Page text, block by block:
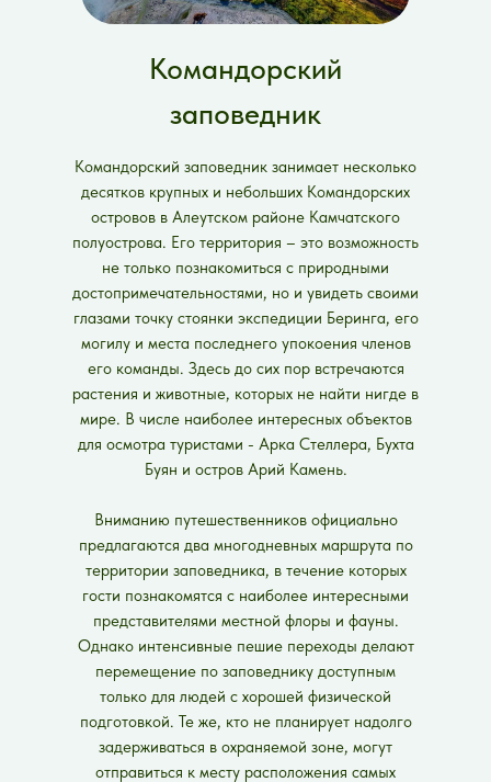
Командорский
заповедник
Командорский заповедник занимает несколько
десятков крупных и небольших Командорских
островов в Алеутском районе Камчатского
полуострова. Его территория – это возможность
не только познакомиться с природными
достопримечательностями, но и увидеть своими
глазами точку стоянки экспедиции Беринга, его
могилу и места последнего упокоения членов
его команды. Здесь до сих пор встречаются
растения и животные, которых не найти нигде в
мире. В числе наиболее интересных объектов
для осмотра туристами - Арка Стеллера, Бухта
Буян и остров Арий Камень.
Вниманию путешественников официально
предлагаются два многодневных маршрута по
территории заповедника, в течение которых
гости познакомятся с наиболее интересными
представителями местной флоры и фауны.
Однако интенсивные пешие переходы делают
перемещение по заповеднику доступным
только для людей с хорошей физической
подготовкой. Те же, кто не планирует надолго
задерживаться в охраняемой зоне, могут
отправиться к месту расположения самых